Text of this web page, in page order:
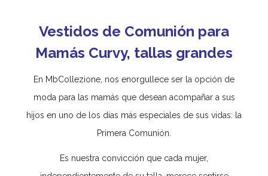
Vestidos de Comunión para
Mamás Curvy, tallas grandes
En MbCollezione, nos enorgullece ser la opción de
moda para las mamás que desean acompañar a sus
hijos en uno de los días más especiales de sus vidas: la
Primera Comunión.
Es nuestra convicción que cada mujer,